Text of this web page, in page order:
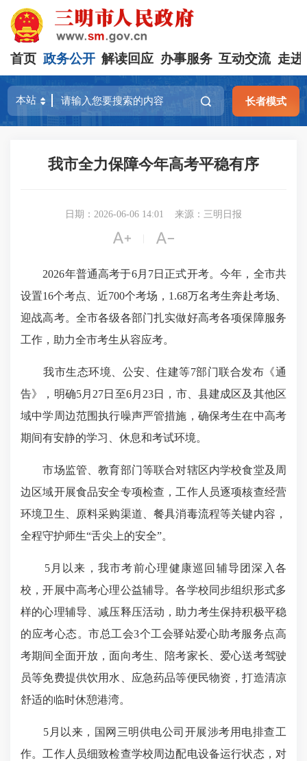
首页 政务公开 解读回应 办事服务 互动交流 走进
长者模式
我市全力保障今年高考平稳有序
日期：2026-06-06 14:01 来源：三明日报
 
2026年普通高考于6月7日正式开考。今年，全市共
设置16个考点、近700个考场，1.68万名考生奔赴考场、
迎战高考。全市各级各部门扎实做好高考各项保障服务
工作，助力全市考生从容应考。
我市生态环境、公安、住建等7部门联合发布《通
告》，明确5月27日至6月23日，市、县建成区及其他区
域中学周边范围执行噪声严管措施，确保考生在中高考
期间有安静的学习、休息和考试环境。
市场监管、教育部门等联合对辖区内学校食堂及周
边区域开展食品安全专项检查，工作人员逐项核查经营
环境卫生、原料采购渠道、餐具消毒流程等关键内容，
全程守护师生“舌尖上的安全”。
5月以来，我市考前心理健康巡回辅导团深入各
校，开展中高考心理公益辅导。各学校同步组织形式多
样的心理辅导、减压释压活动，助力考生保持积极平稳
的应考心态。市总工会3个工会驿站爱心助考服务点高
考期间全面开放，面向考生、陪考家长、爱心送考驾驶
员等免费提供饮用水、应急药品等便民物资，打造清凉
舒适的临时休憩港湾。
5月以来，国网三明供电公司开展涉考用电排查工
作。工作人员细致检查学校周边配电设备运行状态，对